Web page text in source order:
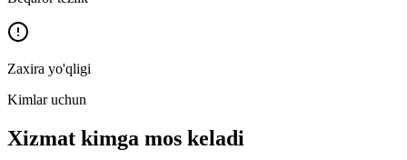
Zaxira yo'qligi
Kimlar uchun
Xizmat kimga mos keladi